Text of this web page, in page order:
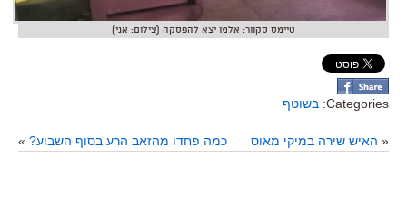
טיימס סקוור: אלמו יצא להפסקה (צילום: אני)
Categories: בשוטף
« האיש שירה במיקי מאוס כמה פחדו מהזאב הרע בסוף השבוע? »